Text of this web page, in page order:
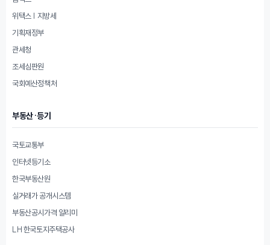
위택스 | 지방세
기획재정부
관세청
조세심판원
국회예산정책처
부동산·등기
국토교통부
인터넷등기소
한국부동산원
실거래가 공개시스템
부동산공시가격 알리미
LH 한국토지주택공사